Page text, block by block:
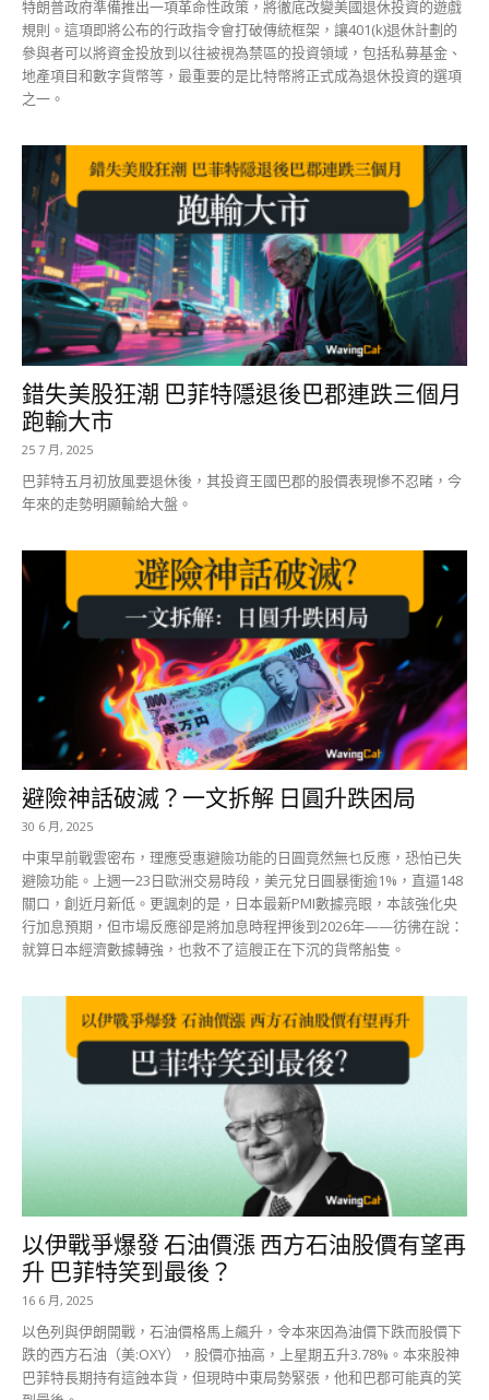
特朗普政府準備推出一項革命性政策，將徹底改變美國退休投資的遊戲
規則。這項即將公布的行政指令會打破傳統框架，讓401(k)退休計劃的
參與者可以將資金投放到以往被視為禁區的投資領域，包括私募基金、
地產項目和數字貨幣等，最重要的是比特幣將正式成為退休投資的選項
之一。
錯失美股狂潮 巴菲特隱退後巴郡連跌三個月
跑輸大市
25 7 月, 2025
巴菲特五月初放風要退休後，其投資王國巴郡的股價表現慘不忍睹，今
年來的走勢明顯輸給大盤。
避險神話破滅？一文拆解 日圓升跌困局
30 6 月, 2025
中東早前戰雲密布，理應受惠避險功能的日圓竟然無乜反應，恐怕已失
避險功能。上週一23日歐洲交易時段，美元兌日圓暴衝逾1%，直逼148
關口，創近月新低。更諷刺的是，日本最新PMI數據亮眼，本該強化央
行加息預期，但市場反應卻是將加息時程押後到2026年——彷彿在說：
就算日本經濟數據轉強，也救不了這艘正在下沉的貨幣船隻。
以伊戰爭爆發 石油價漲 西方石油股價有望再
升 巴菲特笑到最後？
16 6 月, 2025
以色列與伊朗開戰，石油價格馬上飆升，令本來因為油價下跌而股價下
跌的西方石油（美:OXY），股價亦抽高，上星期五升3.78%。本來股神
巴菲特長期持有這蝕本貨，但現時中東局勢緊張，他和巴郡可能真的笑